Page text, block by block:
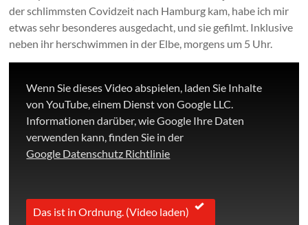
der schlimmsten Covidzeit nach Hamburg kam, habe ich mir
etwas sehr besonderes ausgedacht, und sie gefilmt. Inklusive
neben ihr herschwimmen in der Elbe, morgens um 5 Uhr.
Wenn Sie dieses Video abspielen, laden Sie Inhalte
von YouTube, einem Dienst von Google LLC.
Informationen darüber, wie Google Ihre Daten
verwenden kann, finden Sie in der
Google Datenschutz Richtlinie
Das ist in Ordnung. (Video laden)